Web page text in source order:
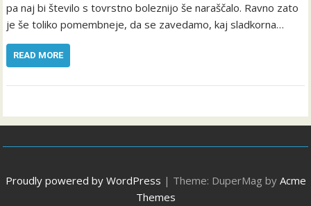
pa naj bi število s tovrstno boleznijo še naraščalo. Ravno zato
je še toliko pomembneje, da se zavedamo, kaj sladkorna…
READ MORE
Proudly powered by WordPress | Theme: DuperMag by Acme
Themes